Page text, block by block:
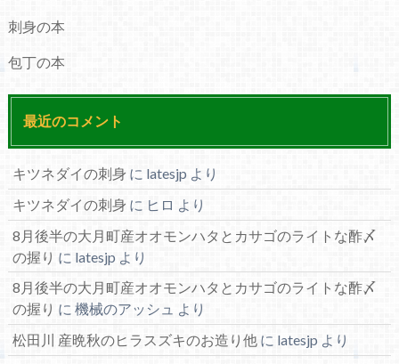
刺身の本
包丁の本
最近のコメント
キツネダイの刺身 に latesjp より
キツネダイの刺身 に ヒロ より
8月後半の大月町産オオモンハタとカサゴのライトな酢〆
の握り に latesjp より
8月後半の大月町産オオモンハタとカサゴのライトな酢〆
の握り に 機械のアッシュ より
松田川 産晩秋のヒラスズキのお造り他に latesjp より